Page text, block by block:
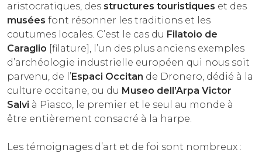
aristocratiques, des structures touristiques et des
musées font résonner les traditions et les
coutumes locales. C’est le cas du Filatoio de
Caraglio [filature], l’un des plus anciens exemples
d’archéologie industrielle européen qui nous soit
parvenu, de l’Espaci Occitan de Dronero, dédié à la
culture occitane, ou du Museo dell’Arpa Victor
Salvi à Piasco, le premier et le seul au monde à
être entièrement consacré à la harpe.
Les témoignages d’art et de foi sont nombreux :